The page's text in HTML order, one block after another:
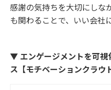
感謝の気持ちを大切にしな
も関わることで、いい会社
▼ エンゲージメントを可視
ス【モチベーションクラウ